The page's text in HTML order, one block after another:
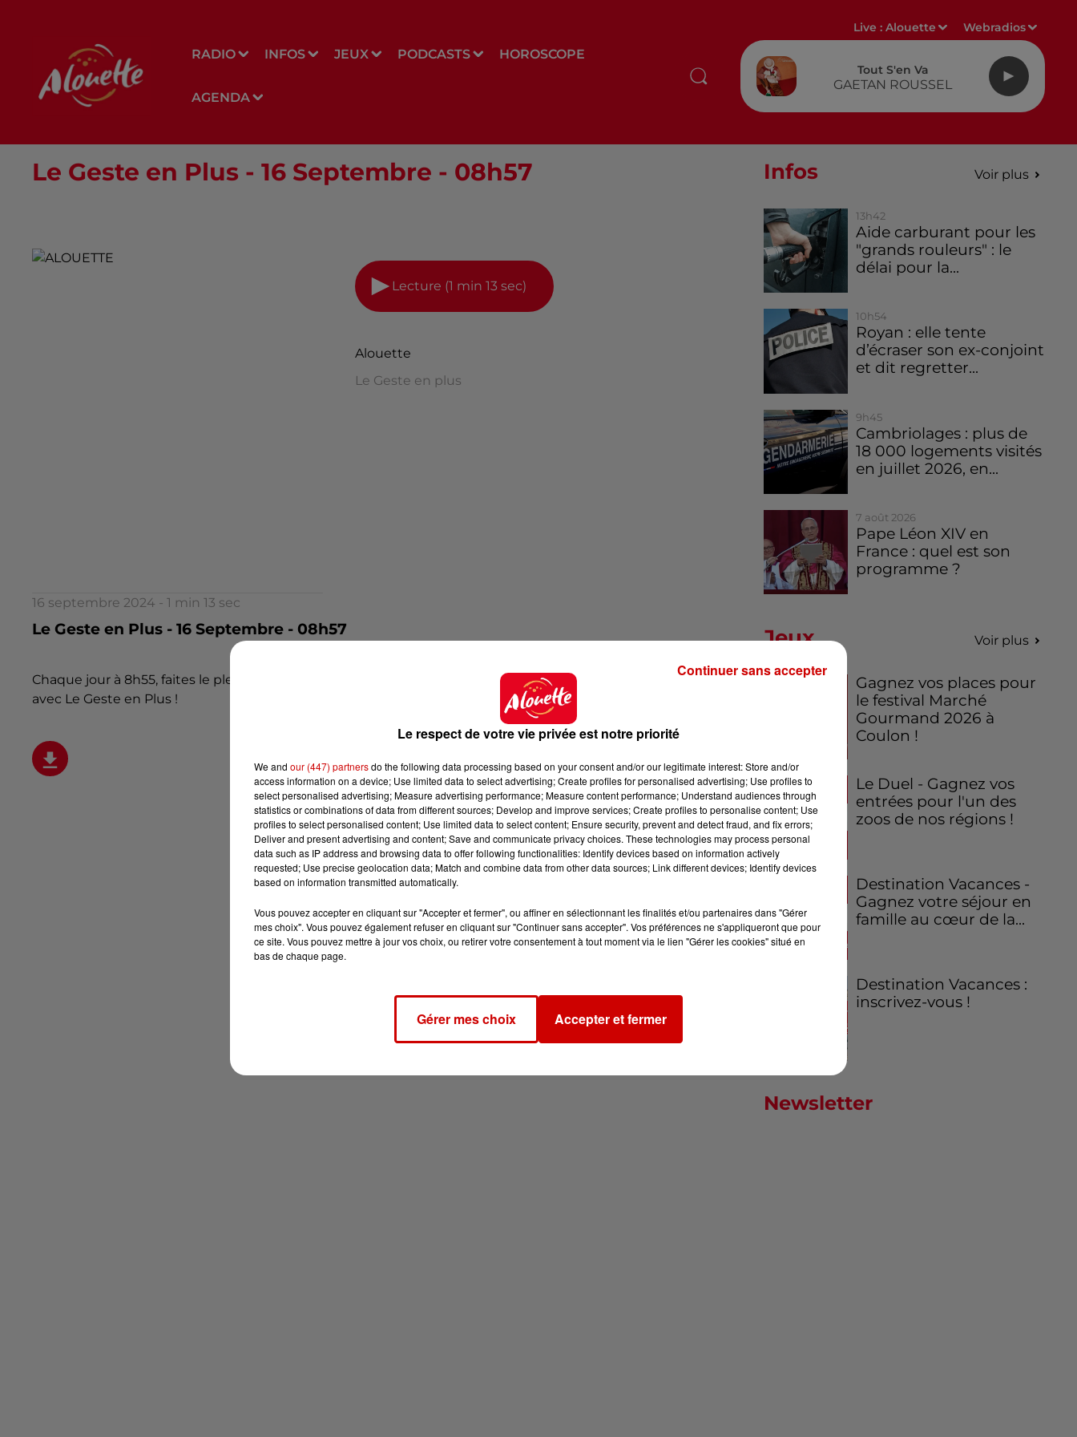
RADIO INFOS JEUX PODCASTS HOROSCOPE
AGENDA
Live :Alouette Webradios
Tout S'en Va
GAETAN ROUSSEL
Le Geste en Plus - 16 Septembre - 08h57
Lecture (1 min 13 sec)
Alouette
Le Geste en plus
16 septembre 2024 - 1 min 13 sec
Le Geste en Plus - 16 Septembre - 08h57
Chaque jour à 8h55, faites le plein de bonnes idées pour améliorer votre quotidien et préserver la planète
avec Le Geste en Plus !
Infos Voir plus
13h42
Aide carburant pour les
"grands rouleurs" : le
délai pour la...
10h54
Royan : elle tente
d’écraser son ex-conjoint
et dit regretter...
9h45
Cambriolages : plus de
18 000 logements visités
en juillet 2026, en...
7 août 2026
Pape Léon XIV en
France : quel est son
programme ?
Jeux Voir plus
Gagnez vos places pour
le festival Marché
Gourmand 2026 à
Coulon !
Le Duel - Gagnez vos
entrées pour l'un des
zoos de nos régions !
Destination Vacances -
Gagnez votre séjour en
famille au cœur de la...
Destination Vacances :
inscrivez-vous !
Newsletter
Le respect de votre vie privée est notre priorité
We and our (447) partnersdo the following data processing based on your consent and/or our legitimate interest: Store and/or
access information on a device; Use limited data to select advertising; Create profiles for personalised advertising; Use profiles to
select personalised advertising; Measure advertising performance; Measure content performance; Understand audiences through
statistics or combinations of data from different sources; Develop and improve services; Create profiles to personalise content; Use
profiles to select personalised content; Use limited data to select content; Ensure security, prevent and detect fraud, and fix errors;
Deliver and present advertising and content; Save and communicate privacy choices. These technologies may process personal
data such as IP address and browsing data to offer following functionalities: Identify devices based on information actively
requested; Use precise geolocation data; Match and combine data from other data sources; Link different devices; Identify devices
based on information transmitted automatically.
Vous pouvez accepter en cliquant sur "Accepter et fermer", ou affiner en sélectionnant les finalités et/ou partenaires dans "Gérer
mes choix". Vous pouvez également refuser en cliquant sur "Continuer sans accepter". Vos préférences ne s'appliqueront que pour
ce site. Vous pouvez mettre à jour vos choix, ou retirer votre consentement à tout moment via le lien "Gérer les cookies" situé en
bas de chaque page.
Gérer mes choix Accepter et fermer
Continuer sans accepter